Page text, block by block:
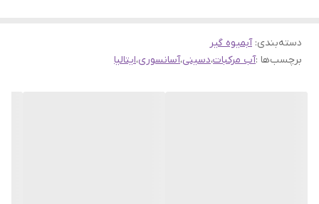
دسته‌بندی:آبمیوه گیر
برچسب‌ها :آب مرکبات،دسینی،آسانسوری،ایتالیا